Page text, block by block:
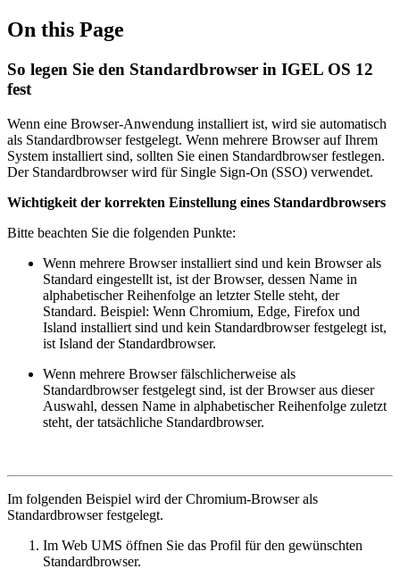
On this Page
So legen Sie den Standardbrowser in IGEL OS 12
fest
Wenn eine Browser-Anwendung installiert ist, wird sie automatisch
als Standardbrowser festgelegt. Wenn mehrere Browser auf Ihrem
System installiert sind, sollten Sie einen Standardbrowser festlegen.
Der Standardbrowser wird für Single Sign-On (SSO) verwendet.
Wichtigkeit der korrekten Einstellung eines Standardbrowsers
Bitte beachten Sie die folgenden Punkte:
Wenn mehrere Browser installiert sind und kein Browser als
Standard eingestellt ist, ist der Browser, dessen Name in
alphabetischer Reihenfolge an letzter Stelle steht, der
Standard. Beispiel: Wenn Chromium, Edge, Firefox und
Island installiert sind und kein Standardbrowser festgelegt ist,
ist Island der Standardbrowser.
Wenn mehrere Browser fälschlicherweise als
Standardbrowser festgelegt sind, ist der Browser aus dieser
Auswahl, dessen Name in alphabetischer Reihenfolge zuletzt
steht, der tatsächliche Standardbrowser.
Im folgenden Beispiel wird der Chromium-Browser als
Standardbrowser festgelegt.
Im Web UMS öffnen Sie das Profil für den gewünschten
Standardbrowser.